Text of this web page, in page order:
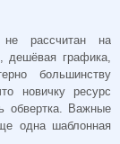
рассчитан на
дешёвая графика,
большинству
новичку ресурс
обвертка. Важные
одна шаблонная